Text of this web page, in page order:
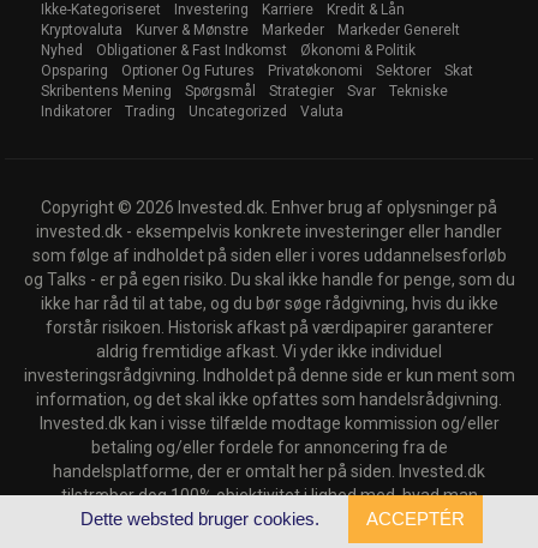
Ikke-Kategoriseret
Investering Karriere
Kredit & Lån
Kryptovaluta
Kurver & Mønstre Markeder
Markeder Generelt
Nyhed
Obligationer & Fast Indkomst
Økonomi & Politik
Opsparing
Optioner Og Futures Privatøkonomi Sektorer
Skat
Skribentens Mening
Spørgsmål Strategier Svar
Tekniske
Indikatorer
Trading Uncategorized Valuta
Copyright © 2026 Invested.dk. Enhver brug af oplysninger på
invested.dk - eksempelvis konkrete investeringer eller handler
som følge af indholdet på siden eller i vores uddannelsesforløb
og Talks - er på egen risiko. Du skal ikke handle for penge, som du
ikke har råd til at tabe, og du bør søge rådgivning, hvis du ikke
forstår risikoen. Historisk afkast på værdipapirer garanterer
aldrig fremtidige afkast. Vi yder ikke individuel
investeringsrådgivning. Indholdet på denne side er kun ment som
information, og det skal ikke opfattes som handelsrådgivning.
Invested.dk kan i visse tilfælde modtage kommission og/eller
betaling og/eller fordele for annoncering fra de
handelsplatforme, der er omtalt her på siden. Invested.dk
tilstræber dog 100% objektivitet i lighed med, hvad man
genfinder hos andre typer professionelle medier.
Back to top
Dette websted bruger cookies. ACCEPTÉR